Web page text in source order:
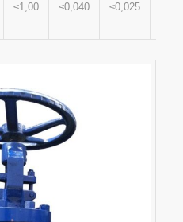
≤1,00 ≤0,040 ≤0,025